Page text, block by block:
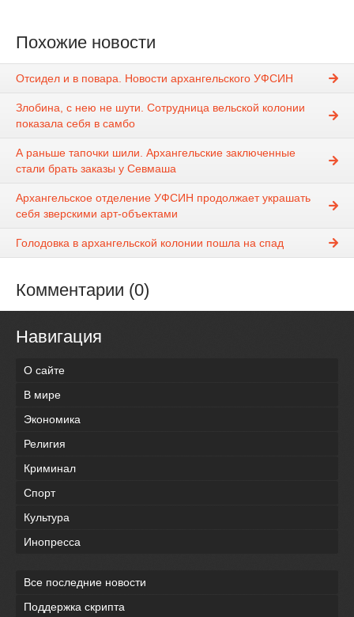
Похожие новости
Отсидел и в повара. Новости архангельского УФСИН
Злобина, с нею не шути. Сотрудница вельской колонии
показала себя в самбо
А раньше тапочки шили. Архангельские заключенные
стали брать заказы у Севмаша
Архангельское отделение УФСИН продолжает украшать
себя зверскими арт-объектами
Голодовка в архангельской колонии пошла на спад
Комментарии (0)
Навигация
О сайте
В мире
Экономика
Религия
Криминал
Спорт
Культура
Инопресса
Все последние новости
Поддержка скрипта